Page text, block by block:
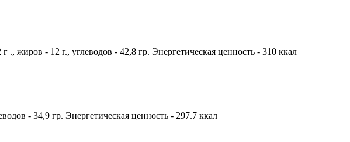
жиров - 12 г., углеводов - 42,8 гр. Энергетическая ценность - 310 ккал
- 34,9 гр. Энергетическая ценность - 297.7 ккал